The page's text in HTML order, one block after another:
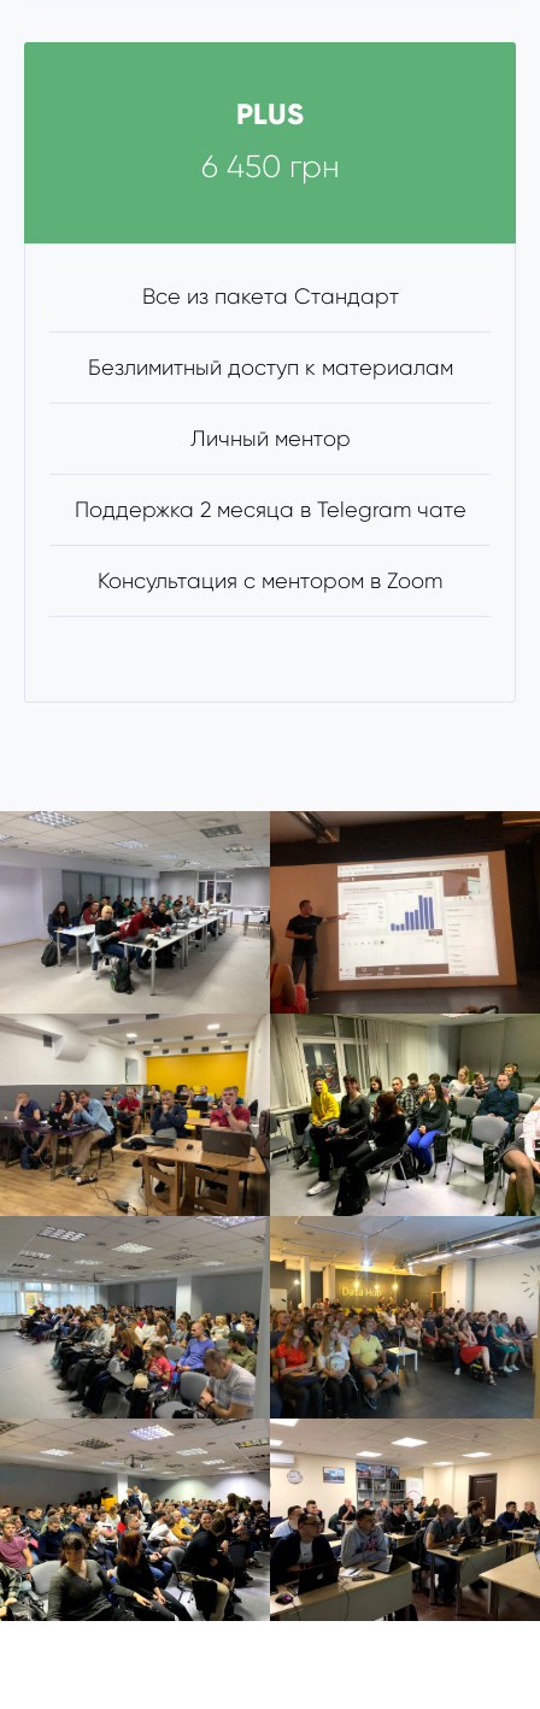
PLUS
6 450 грн
Все из пакета Стандарт
Безлимитный доступ к материалам
Личный ментор
Поддержка 2 месяца в Telegram чате
Консультация с ментором в Zoom